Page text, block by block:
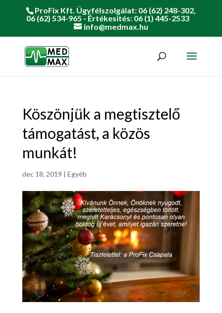
ProFix Kft. Ügyfélszolgálat: 06 (62) 248-302,
06 (62) 534-965 - Értékesítés: 06 (1) 445-2533
info@medmax.hu
Köszönjük a megtisztelő
támogatást, a közös
munkát!
dec 18, 2019 | Egyéb